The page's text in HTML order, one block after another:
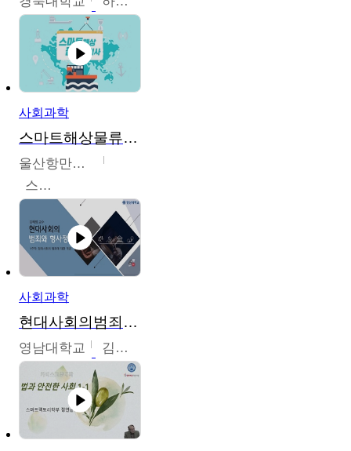
사회과학
스마트해상물류관리사 교육과정2
울산항만공사
스마트해상물류관리사 교육위원회
사회과학
현대사회의범죄와형사정책
영남대학교 김혜정